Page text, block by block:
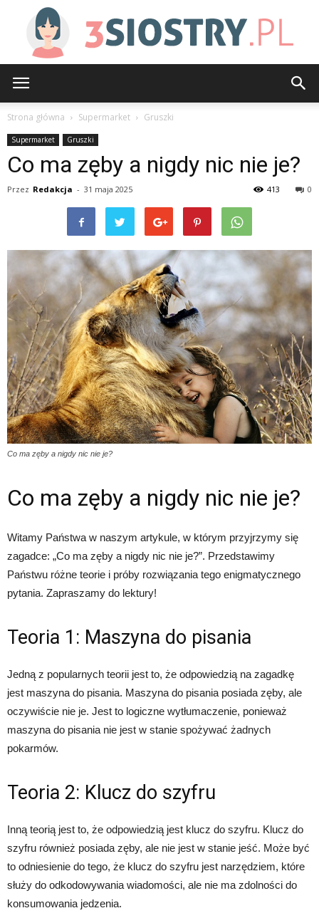
Strona główna Supermarket Gruszki
Supermarket Gruszki
Co ma zęby a nigdy nic nie je?
Przez Redakcja - 31 maja 2025 0
413
Co ma zęby a nigdy nic nie je?
Co ma zęby a nigdy nic nie je?
Witamy Państwa w naszym artykule, w którym przyjrzymy się
zagadce: „Co ma zęby a nigdy nic nie je?”. Przedstawimy
Państwu różne teorie i próby rozwiązania tego enigmatycznego
pytania. Zapraszamy do lektury!
Teoria 1: Maszyna do pisania
Jedną z popularnych teorii jest to, że odpowiedzią na zagadkę
jest maszyna do pisania. Maszyna do pisania posiada zęby, ale
oczywiście nie je. Jest to logiczne wytłumaczenie, ponieważ
maszyna do pisania nie jest w stanie spożywać żadnych
pokarmów.
Teoria 2: Klucz do szyfru
Inną teorią jest to, że odpowiedzią jest klucz do szyfru. Klucz do
szyfru również posiada zęby, ale nie jest w stanie jeść. Może być
to odniesienie do tego, że klucz do szyfru jest narzędziem, które
służy do odkodowywania wiadomości, ale nie ma zdolności do
konsumowania jedzenia.